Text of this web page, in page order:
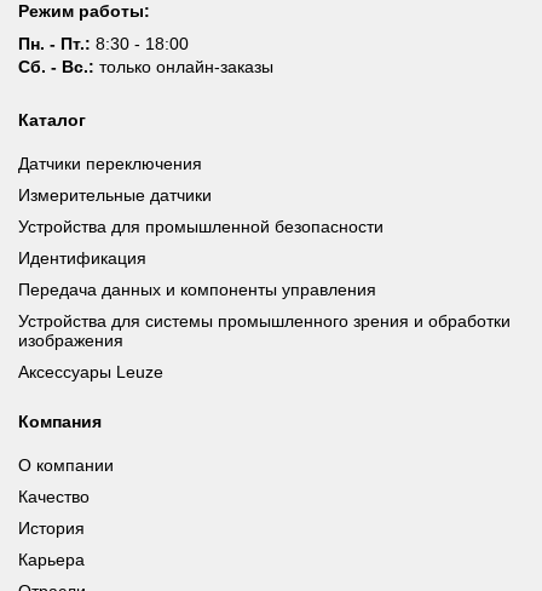
Режим работы:
Пн. - Пт.: 8:30 - 18:00
Сб. - Вс.: только онлайн-заказы
Каталог
Датчики переключения
Измерительные датчики
Устройства для промышленной безопасности
Идентификация
Передача данных и компоненты управления
Устройства для системы промышленного зрения и обработки
изображения
Аксессуары Leuze
Компания
О компании
Качество
История
Карьера